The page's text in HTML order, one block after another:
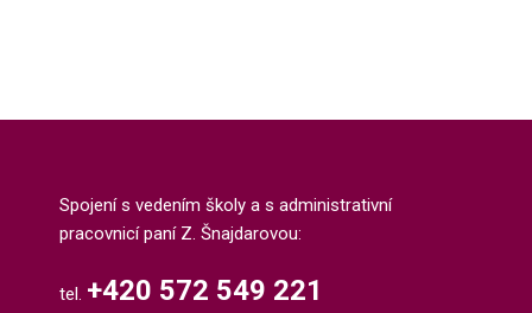
Spojení s vedením školy a s administrativní
pracovnicí paní Z. Šnajdarovou:
tel. +420 572 549 221